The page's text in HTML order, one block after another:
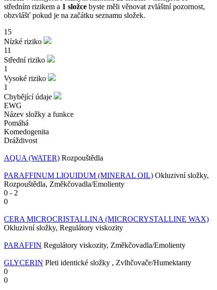
středním rizikem a 1 složce byste měli věnovat zvláštní pozornost,
obzvlášť pokud je na začátku seznamu složek.
15
Nízké riziko
11
Střední riziko
1
Vysoké riziko
1
Chybějící údaje
EWG
Název složky a funkce
Pomáhá
Komedogenita
Dráždivost
AQUA (WATER) Rozpouštědla
PARAFFINUM LIQUIDUM (MINERAL OIL) Okluzivní složky,
Rozpouštědla, Změkčovadla/Emolienty
0 - 2
0
CERA MICROCRISTALLINA (MICROCRYSTALLINE WAX)
Okluzivní složky, Regulátory viskozity
PARAFFIN Regulátory viskozity, Změkčovadla/Emolienty
GLYCERIN Pleti identické složky , Zvlhčovače/Humektanty
0
0